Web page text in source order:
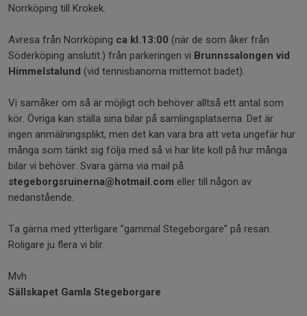
Norrköping till Krokek.
Avresa från Norrköping ca kl.13:00 (när de som åker från
Söderköping anslutit.) från parkeringen vi Brunnssalongen vid
Himmelstalund (vid tennisbanorna mittemot badet).
Vi samåker om så är möjligt och behöver alltså ett antal som
kör. Övriga kan ställa sina bilar på samlingsplatserna. Det är
ingen anmälningsplikt, men det kan vara bra att veta ungefär hur
många som tänkt sig följa med så vi har lite koll på hur många
bilar vi behöver. Svara gärna via mail på
stegeborgsruinerna@hotmail.com eller till någon av
nedanstående.
Ta gärna med ytterligare ”gammal Stegeborgare” på resan.
Roligare ju flera vi blir.
Mvh
Sällskapet Gamla Stegeborgare